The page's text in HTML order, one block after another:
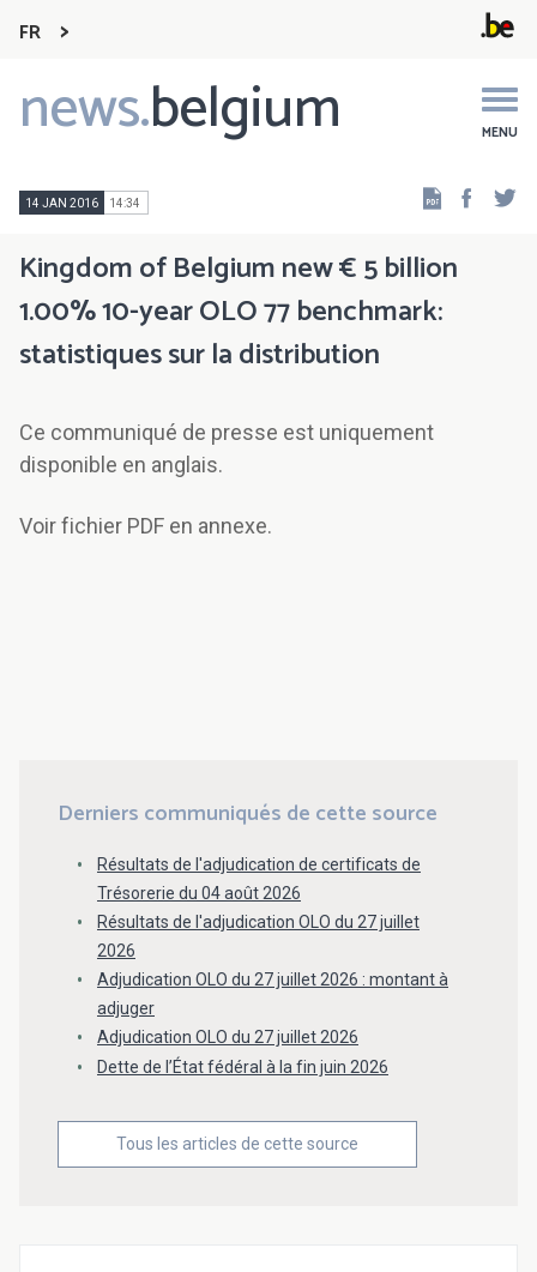
FR
news.belgium MENU
Main
navigation
14 JAN 2016 14:34
Kingdom of Belgium new € 5 billion
1.00% 10-year OLO 77 benchmark:
statistiques sur la distribution
Ce communiqué de presse est uniquement
disponible en anglais.
Voir fichier PDF en annexe.
Derniers communiqués de cette source
Résultats de l'adjudication de certificats de
Trésorerie du 04 août 2026
Résultats de l'adjudication OLO du 27 juillet
2026
Adjudication OLO du 27 juillet 2026 : montant à
adjuger
Adjudication OLO du 27 juillet 2026
Dette de l’État fédéral à la fin juin 2026
Tous les articles de cette source